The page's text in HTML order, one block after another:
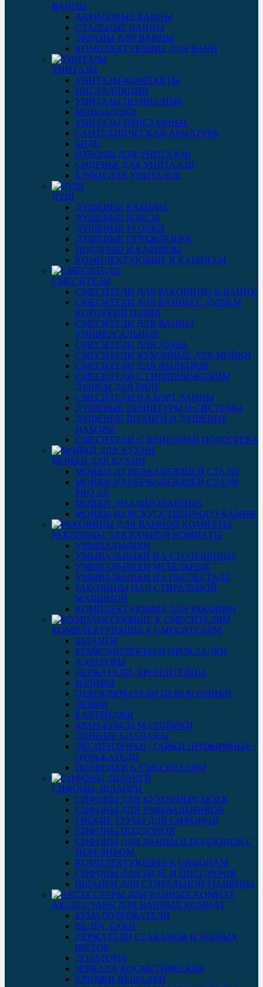
ВАННЫ
АКРИЛОВЫЕ ВАННЫ
СТАЛЬНЫЕ ВАННЫ
ЭКРАНЫ ДЛЯ ВАННЫ
КОМПЛЕКТУЮЩИЕ ДЛЯ ВАНН
УНИТАЗЫ
УНИТАЗЫ-КОМПАКТЫ
ИНСТАЛЛЯЦИИ
УНИТАЗЫ ПОДВЕСНЫЕ
МОНОБЛОКИ
УНИТАЗЫ ПРИСТАВНЫЕ
САНТЕХНИЧЕСКАЯ АРМАТУРА
БИДЕ
ОТВОДЫ ДЛЯ УНИТАЗОВ
СИДЕНЬЯ ДЛЯ УНИТАЗОВ
БАЧКИ ДЛЯ УНИТАЗОВ
ДУШ
ДУШЕВЫЕ КАБИНЫ
ДУШЕВЫЕ БОКСЫ
ДУШЕВЫЕ УГОЛКИ
ДУШЕВЫЕ ОГРАЖДЕНИЯ
ПОДДОНЫ И КАРНИЗЫ
КОМПЛЕКТУЮЩИЕ К КАБИНАМ
СМЕСИТЕЛИ
СМЕСИТЕЛИ ДЛЯ РАКОВИНЫ В ВАННУ
СМЕСИТЕЛИ ДЛЯ ВАННЫ С ДУШЕМ
КОРОТКИЙ ИЗЛИВ
СМЕСИТЕЛИ ДЛЯ ВАННЫ
УНИВЕРСАЛЬНЫЕ
СМЕСИТЕЛИ ДЛЯ ДУША
СМЕСИТЕЛИ КУХОННЫЕ ДЛЯ МОЙКИ
СМЕСИТЕЛИ ДЛЯ ФИЛЬТРОВ
СМЕСИТЕЛИ С ГИГИЕНИЧЕСКИМ
ДУШЕМ ДЛЯ БИДЕ
СМЕСИТЕЛИ НА БОРТ ВАННЫ
ДУШЕВЫЕ ГАРНИТУРЫ И СИСТЕМЫ
ДУШЕВЫЕ ШТАНГИ И ДУШЕВЫЕ
НАБОРЫ
СМЕСИТЕЛИ С ФУНКЦИЕЙ ПОДОГРЕВА
МОЙКИ ДЛЯ КУХНИ
МОЙКИ ИЗ НЕРЖАВЕЮЩЕЙ СТАЛИ
МОЙКИ ИЗ НЕРЖАВЕЮЩЕЙ СТАЛИ
PRO 3.0
МОЙКИ ЭМАЛИРОВАННЫЕ
МОЙКИ ИЗ ИСКУССТВЕННОГО КАМНЯ
РАКОВИНЫ ДЛЯ ВАННОЙ КОМНАТЫ
УМЫВАЛЬНИКИ
УМЫВАЛЬНИКИ НА СТОЛЕШНИЦУ
УМЫВАЛЬНИКИ МЕБЕЛЬНЫЕ
УМЫВАЛЬНИКИ НА ПЬЕДЕСТАЛЕ
РАКОВИНЫ НАД СТИРАЛЬНОЙ
МАШИНОЙ
КОМПЛЕКТУЮЩИЕ ДЛЯ РАКОВИН
КОМПЛЕКТУЮЩИЕ К СМЕСИТЕЛЯМ
ШЛАНГИ
РЕМКОМПЛЕКТЫ И ПРОКЛАДКИ
АЭРАТОРЫ
ДЕРЖАТЕЛИ, КРОНШТЕЙНЫ
ИЗЛИВЫ
ПЕРЕКЛЮЧАТЕЛИ ПЕРЕХОДНИКИ
ЛЕЙКИ
КАРТРИДЖИ
КРАН-БУКСЫ МАХОВИКИ
ДОННЫЕ КЛАПАНЫ
ЭКСЦЕНТРИКИ / ГАЙКИ ПРИЖИМНЫЕ /
ОТРАЖАТЕЛИ
ПОДВОДКИ К СМЕСИТЕЛЯМ
СИФОНЫ, ШЛАНГИ
СИФОНЫ ДЛЯ КУХОННЫХ МОЕК
СИФОНЫ ДЛЯ УМЫВАЛЬНИКОВ
ГИБКИЕ ТРУБЫ ДЛЯ СИФОНОВ
СИФОНЫ ПОДДОНОВ
СИФОНЫ ДЛЯ ВАННЫ И ПОДДОНОВ С
ПЕРЕЛИВОМ
КОМПЛЕКТУЮЩИЕ К СИФОНАМ
СИФОНЫ ДЛЯ БИДЕ И ПИССУАРОВ
ШЛАНГИ ДЛЯ СТИРАЛЬНОЙ МАШИНЫ
АКСЕССУАРЫ ДЛЯ ВАННЫХ КОМНАТ
БУМАГОДЕРЖАТЕЛИ
ВЕДРА, БАКИ
ДЕРЖАТЕЛИ СТАКАНОВ И ЗУБНЫХ
ЩЕТОК
ДОЗАТОРЫ
ЗЕРКАЛА КОСМЕТИЧЕСКИЕ
КРЮЧКИ ВЕШАЛКИ